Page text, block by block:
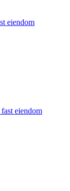
eiendom
eiendom